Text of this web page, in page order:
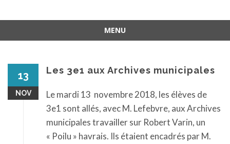
MENU
13
NOV
Les 3e1 aux Archives municipales
Le mardi 13 novembre 2018, les élèves de
3e1 sont allés, avec M. Lefebvre, aux Archives
municipales travailler sur Robert Varin, un
« Poilu » havrais. Ils étaient encadrés par M.